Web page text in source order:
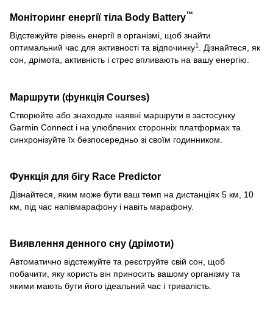
Моніторинг енергії тіла Body Battery™
Відстежуйте рівень енергії в організмі, щоб знайти
оптимальний час для активності та відпочинку1
. Дізнайтеся, як
сон, дрімота, активність і стрес впливають на вашу енергію.
Маршрути (функція Courses)
Створюйте або знаходьте наявні маршрути в застосунку
Garmin Connect і на улюблених сторонніх платформах та
синхронізуйте їх безпосередньо зі своїм годинником.
Функція для бігу Race Predictor
Дізнайтеся, яким може бути ваш темп на дистанціях 5 км, 10
км, під час напівмарафону і навіть марафону.
Виявлення денного сну (дрімоти)
Автоматично відстежуйте та реєструйте свій сон, щоб
побачити, яку користь він приносить вашому організму та
якими мають бути його ідеальний час і тривалість.